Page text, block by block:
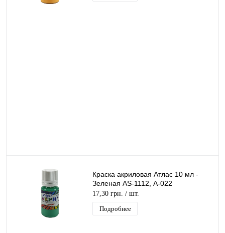
Краска акриловая Атлас 10 мл -
Зеленая AS-1112, А-022
17,30 грн. / шт.
Подробнее